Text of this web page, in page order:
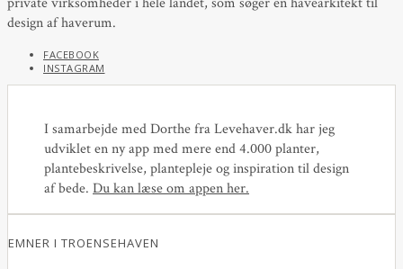
design af haverum.
FACEBOOK
INSTAGRAM
I samarbejde med Dorthe fra Levehaver.dk har jeg
udviklet en ny app med mere end 4.000 planter,
plantebeskrivelse, plantepleje og inspiration til design
af bede. Du kan læse om appen her.
EMNER I TROENSEHAVEN